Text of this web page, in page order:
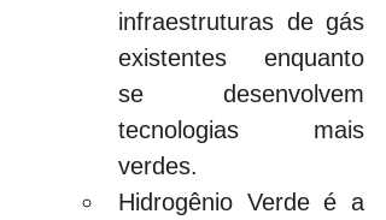
infraestruturas de gás
existentes enquanto
se desenvolvem
tecnologias mais
verdes.
Hidrogênio Verde é a